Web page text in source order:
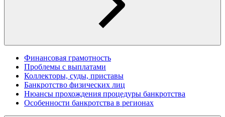
Финансовая грамотность
Проблемы с выплатами
Коллекторы, суды, приставы
Банкротство физических лиц
Нюансы прохождения процедуры банкротства
Особенности банкротства в регионах